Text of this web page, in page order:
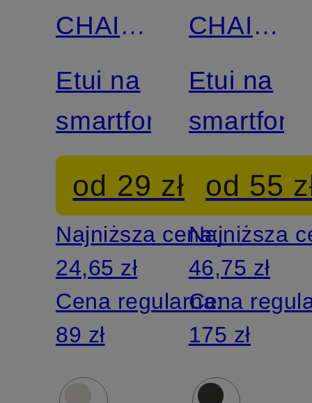
CHAIN
MUNICH
Etui na
smartfon
od 29 zł
Najniższa cena:
24,65 zł
Cena regularna:
89 zł
CHAIN
MUNICH
Etui na
smartfon
od 55
Najniższa
46,75 zł
Cena
175 zł